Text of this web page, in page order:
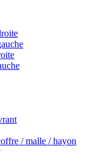
/ malle / hayon